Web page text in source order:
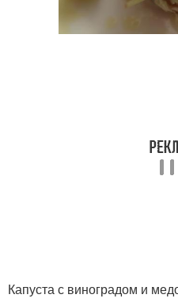
Капуста с виноградом и